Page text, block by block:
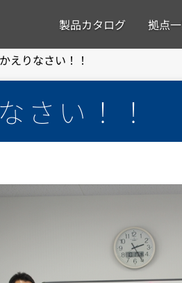
製品カタログ 拠点
えりなさい！！
さい！！